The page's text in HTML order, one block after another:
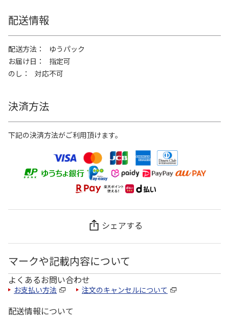
配送情報
配送方法
ゆうパック
お届け日
指定可
のし
対応不可
決済方法
下記の決済方法がご利用頂けます。
シェアする
マークや記載内容について
よくあるお問い合わせ
お支払い方法 注文のキャンセルについて
配送情報について